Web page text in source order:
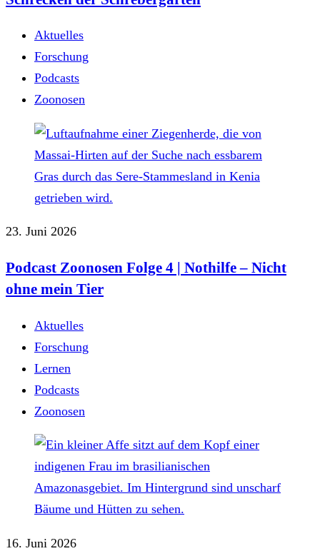
Aktuelles
Forschung
Podcasts
Zoonosen
23. Juni 2026
Podcast Zoonosen Folge 4 | Nothilfe ‒ Nicht
ohne mein Tier
Aktuelles
Forschung
Lernen
Podcasts
Zoonosen
16. Juni 2026